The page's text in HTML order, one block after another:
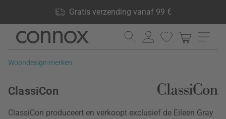
Gratis verzending vanaf 99 €
producten op voorraad, 60 dagen retourrecht
Ga
pagina-
Ga
zoeken
Woondesign-merken
ClassiCon
ClassiCon produceert en verkoopt exclusief de Eileen Gray